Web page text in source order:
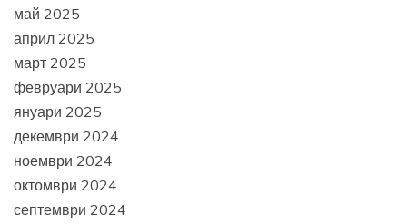
май 2025
април 2025
март 2025
февруари 2025
януари 2025
декември 2024
ноември 2024
октомври 2024
септември 2024